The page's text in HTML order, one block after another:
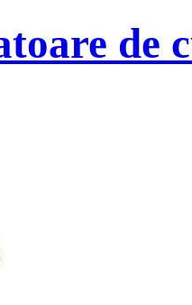
de